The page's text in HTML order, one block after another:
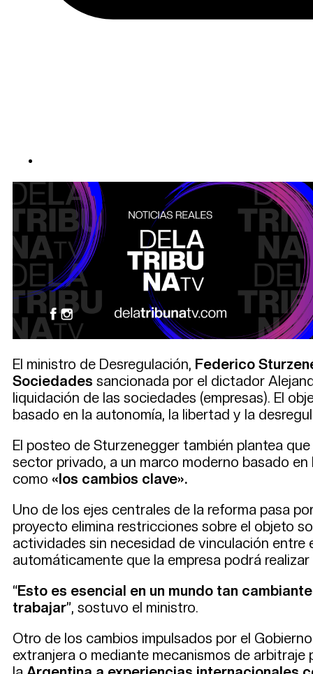
El ministro de Desregulación, Federico
Sociedades sancionada por el dictador
liquidación de las sociedades (empresas). El
basado en la autonomía, la libertad y la
El posteo de Sturzenegger también plantea
sector privado, a un marco moderno basado
como «los cambios clave».
Uno de los ejes centrales de la reforma pasa
proyecto elimina restricciones sobre el objeto
actividades sin necesidad de vinculación
automáticamente que la empresa podrá realizar
“Esto es esencial en un mundo tan
trabajar”, sostuvo el ministro.
Otro de los cambios impulsados por el
extranjera o mediante mecanismos de